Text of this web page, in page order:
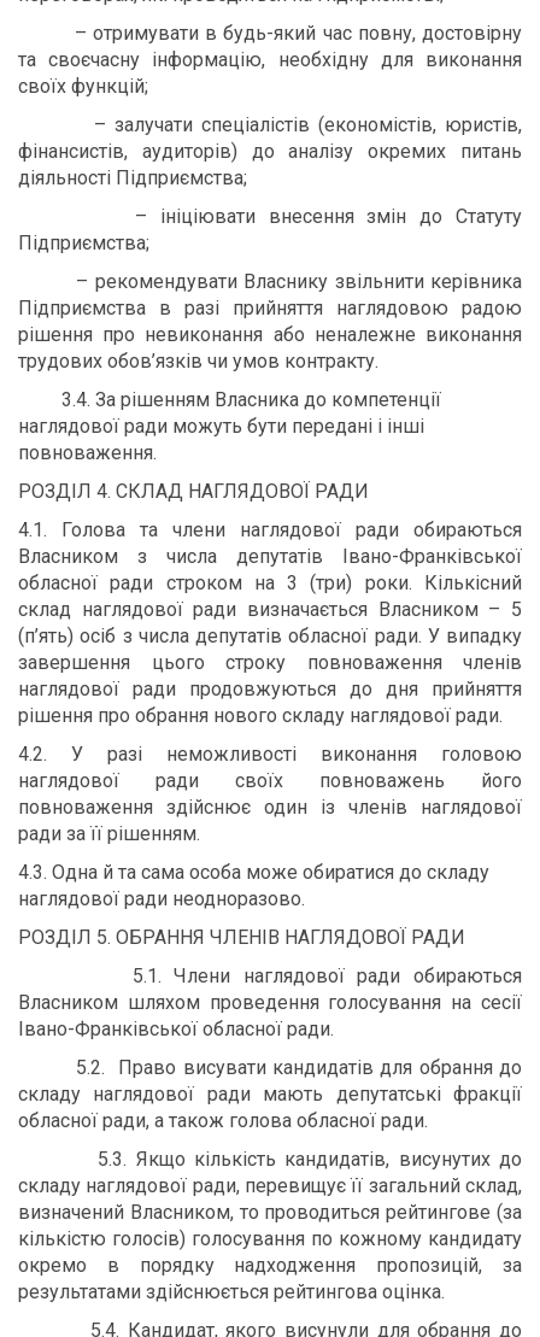
– отримувати в будь-який час повну, достовірну
та своєчасну інформацію, необхідну для виконання
своїх функцій;
– залучати спеціалістів (економістів, юристів,
фінансистів, аудиторів) до аналізу окремих питань
діяльності Підприємства;
– ініціювати внесення змін до Статуту
Підприємства;
– рекомендувати Власнику звільнити керівника
Підприємства в разі прийняття наглядовою радою
рішення про невиконання або неналежне виконання
трудових обов’язків чи умов контракту.
3.4. За рішенням Власника до компетенції
наглядової ради можуть бути передані і інші
повноваження.
РОЗДІЛ 4. СКЛАД НАГЛЯДОВОЇ РАДИ
4.1. Голова та члени наглядової ради обираються
Власником з числа депутатів Івано-Франківської
обласної ради строком на 3 (три) роки. Кількісний
склад наглядової ради визначається Власником – 5
(п’ять) осіб з числа депутатів обласної ради. У випадку
завершення цього строку повноваження членів
наглядової ради продовжуються до дня прийняття
рішення про обрання нового складу наглядової ради.
4.2. У разі неможливості виконання головою
наглядової ради своїх повноважень його
повноваження здійснює один із членів наглядової
ради за її рішенням.
4.3. Одна й та сама особа може обиратися до складу
наглядової ради неодноразово.
РОЗДІЛ 5. ОБРАННЯ ЧЛЕНІВ НАГЛЯДОВОЇ РАДИ
5.1. Члени наглядової ради обираються
Власником шляхом проведення голосування на сесії
Івано-Франківської обласної ради.
5.2. Право висувати кандидатів для обрання до
складу наглядової ради мають депутатські фракції
обласної ради, а також голова обласної ради.
5.3. Якщо кількість кандидатів, висунутих до
складу наглядової ради, перевищує її загальний склад,
визначений Власником, то проводиться рейтингове (за
кількістю голосів) голосування по кожному кандидату
окремо в порядку надходження пропозицій, за
результатами здійснюється рейтингова оцінка.
5.4. Кандидат, якого висунули для обрання до